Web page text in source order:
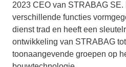
2023 CEO van STRABAG
verschillende functies
dienst trad en heeft een
ontwikkeling van STRABAG
toonaangevende groepen op